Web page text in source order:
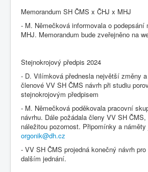
Memorandum SH ČMS x ČHJ x MHJ
- M. Němečková informovala o podepsání
MHJ. Memorandum bude zveřejněno na
Stejnokrojový předpis 2024
- D. Vilímková přednesla největší změny
členové VV SH ČMS návrh při studiu
stejnokrojovým předpisem
- M. Němečková poděkovala pracovní
návrhu. Dále požádala členy VV SH
náležitou pozornost. Připomínky a
orgonik@dh.cz
- VV SH ČMS projedná konečný návrh
dalším jednání.